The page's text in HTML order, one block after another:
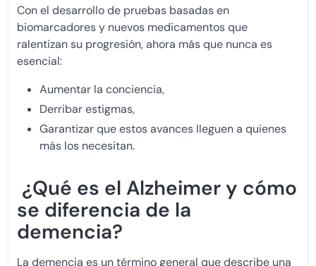
Con el desarrollo de pruebas basadas en
biomarcadores y nuevos medicamentos que
ralentizan su progresión, ahora más que nunca es
esencial:
Aumentar la conciencia,
Derribar estigmas,
Garantizar que estos avances lleguen a quienes
más los necesitan.
¿Qué es el Alzheimer y cómo
se diferencia de la
demencia?
La demencia es un término general que describe una